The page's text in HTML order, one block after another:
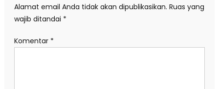
Alamat email Anda tidak akan dipublikasikan. Ruas yang
wajib ditandai *
Komentar *